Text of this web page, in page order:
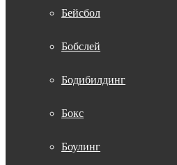
Бейсбол
Бобслей
Бодибилдинг
Бокс
Боулинг